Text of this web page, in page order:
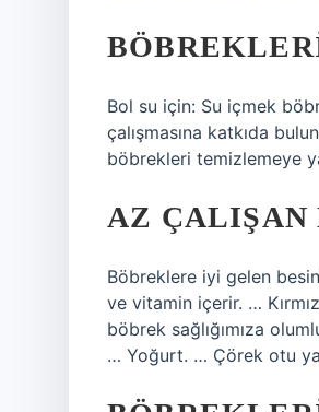
Bol su için: Su içmek
çalışmasına katkıda
böbrekleri temizlemeye
AZ ÇALIŞAN
Böbreklere iyi gelen
ve vitamin içerir. …
böbrek sağlığımıza
… Yoğurt. … Çörek otu